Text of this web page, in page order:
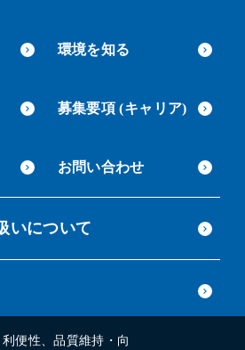
環境を知る
募集要項 (キャリア)
お問い合わせ
いについて
便性、品質維持・向